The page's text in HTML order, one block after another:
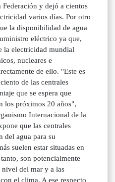
y dejó a cientos
varios días. Por otro
la disponibilidad de agua
eléctrico ya que,
la electricidad mundial
nucleares e
de ello. "Este es
de las centrales
que se espera que
los próximos 20 años",
Internacional de la
que las centrales
del agua para su
suelen estar situadas en
son potencialmente
del mar y a las
el clima. A ese respecto